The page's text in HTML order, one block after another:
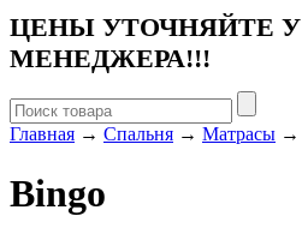
ЦЕНЫ УТОЧНЯЙТЕ У
МЕНЕДЖЕРА!!!
Главная → Спальня → Матрасы →
Bingo